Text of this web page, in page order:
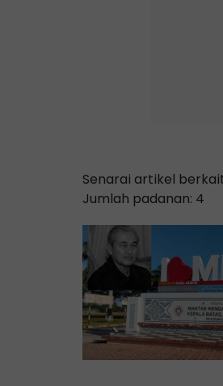
Senarai artikel
Jumlah padanan: 4